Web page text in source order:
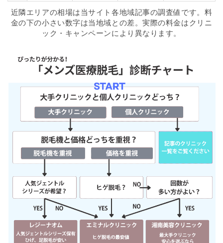
近隣エリアの相場は当サイト各地域記事の調査値です。料
金の下の小さい数字は当地域との差。実際の料金はクリニ
ック・キャンペーンにより異なります。